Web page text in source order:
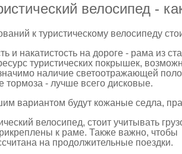
велосипед -
к туристическому велосипеду
и накатистость на дороге - рама из
туристических покрышек,
наличие светоотражающей
тормоза - лучше всего дисковые.
вариантом будут кожаные седла,
велосипед, стоит учитывать
к раме. Также важно, чтобы
на продолжительные поездки.